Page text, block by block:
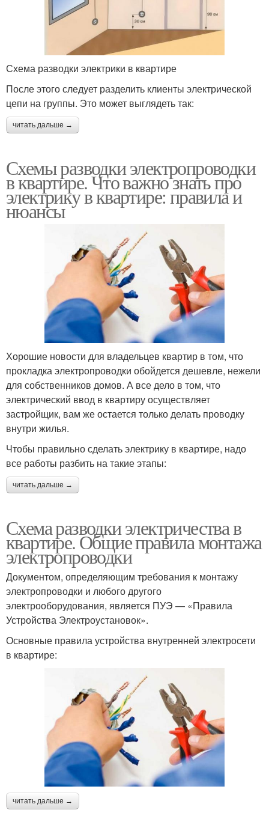
Схема разводки электрики в квартире
После этого следует разделить клиенты электрической
цепи на группы. Это может выглядеть так:
читать дальше →
Схемы разводки электропроводки
в квартире. Что важно знать про
электрику в квартире: правила и
нюансы
Хорошие новости для владельцев квартир в том, что
прокладка электропроводки обойдется дешевле, нежели
для собственников домов. А все дело в том, что
электрический ввод в квартиру осуществляет
застройщик, вам же остается только делать проводку
внутри жилья.
Чтобы правильно сделать электрику в квартире, надо
все работы разбить на такие этапы:
читать дальше →
Схема разводки электричества в
квартире. Общие правила монтажа
электропроводки
Документом, определяющим требования к монтажу
электропроводки и любого другого
электрооборудования, является ПУЭ — «Правила
Устройства Электроустановок».
Основные правила устройства внутренней электросети
в квартире:
читать дальше →